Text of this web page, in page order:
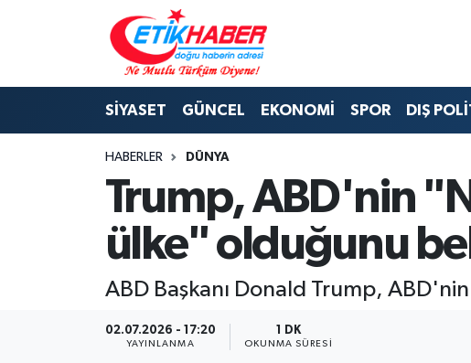
SİYASET GÜNCEL EKONOMİ SPOR DIŞ
HABERLER DÜNYA
Trump, ABD'nin
ülke" olduğunu
ABD Başkanı Donald Trump,
02.07.2026 - 17:20
YAYINLANMA
1 DK
OKUNMA SÜRESI
BİLİM-TEKNOLOJİ
DIŞ POLİTİKA
EĞİTİM GENÇLİK
EKONOMİ
KÜLTÜR-SANAT-MAGAZİN
Nöbetçi Eczaneler
Hava Durumu
İstanbul Namaz Vakitleri
Trafik Durumu
Süper Lig Puan Durumu ve Fikstür
Son Dakika Haberleri